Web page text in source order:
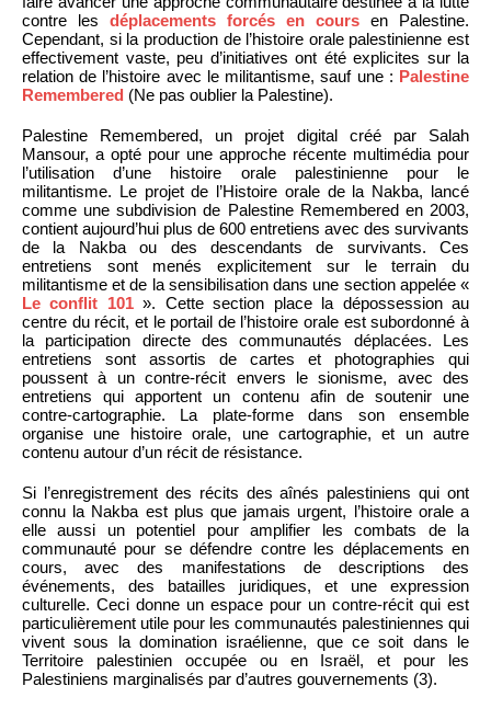
contre les déplacements forcés en cours en Palestine.
Cependant, si la production de l’histoire orale palestinienne est
effectivement vaste, peu d’initiatives ont été explicites sur la
relation de l’histoire avec le militantisme, sauf une : Palestine
Remembered (Ne pas oublier la Palestine).
Palestine Remembered, un projet digital créé par Salah
Mansour, a opté pour une approche récente multimédia pour
l’utilisation d’une histoire orale palestinienne pour le
militantisme. Le projet de l’Histoire orale de la Nakba, lancé
comme une subdivision de Palestine Remembered en 2003,
contient aujourd’hui plus de 600 entretiens avec des survivants
de la Nakba ou des descendants de survivants. Ces
entretiens sont menés explicitement sur le terrain du
militantisme et de la sensibilisation dans une section appelée «
Le conflit 101». Cette section place la dépossession au
centre du récit, et le portail de l’histoire orale est subordonné à
la participation directe des communautés déplacées. Les
entretiens sont assortis de cartes et photographies qui
poussent à un contre-récit envers le sionisme, avec des
entretiens qui apportent un contenu afin de soutenir une
contre-cartographie. La plate-forme dans son ensemble
organise une histoire orale, une cartographie, et un autre
contenu autour d’un récit de résistance.
Si l’enregistrement des récits des aînés palestiniens qui ont
connu la Nakba est plus que jamais urgent, l’histoire orale a
elle aussi un potentiel pour amplifier les combats de la
communauté pour se défendre contre les déplacements en
cours, avec des manifestations de descriptions des
événements, des batailles juridiques, et une expression
culturelle. Ceci donne un espace pour un contre-récit qui est
particulièrement utile pour les communautés palestiniennes qui
vivent sous la domination israélienne, que ce soit dans le
Territoire palestinien occupée ou en Israël, et pour les
Palestiniens marginalisés par d’autres gouvernements (3).